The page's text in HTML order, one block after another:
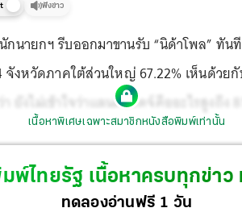
ฟังข่าว
นายกฯ รีบออกมาขานรับ “นิด้าโพล” ทัน
จังหวัดภาคใต้ส่วนใหญ่ 67.22% เห็นด้วย
ยังไม่เข้าใจว่าแลนด์บริดจ์คืออะไรสูงถึง
านที่เกี่ยวข้อง เร่งสร้างความเข้าใจ
เนื้อหาพิเศษเฉพาะสมาชิกหนังสือพิมพ์เท่านั้น
พ์ไทยรัฐ เนื้อหาครบทุกข่า
ทดลองอ่านฟรี 1 วัน